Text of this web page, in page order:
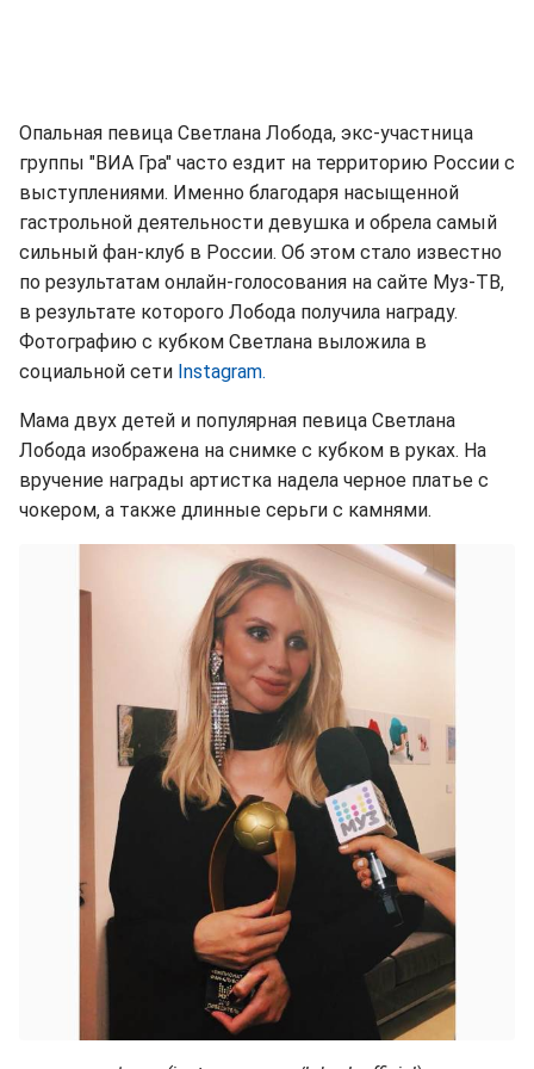
Опальная певица Светлана Лобода, экс-участница
группы "ВИА Гра" часто ездит на территорию России с
выступлениями. Именно благодаря насыщенной
гастрольной деятельности девушка и обрела самый
сильный фан-клуб в России. Об этом стало известно
по результатам онлайн-голосования на сайте Муз-ТВ,
в результате которого Лобода получила награду.
Фотографию с кубком Светлана выложила в
социальной сети Instagram.
Мама двух детей и популярная певица Светлана
Лобода изображена на снимке с кубком в руках. На
вручение награды артистка надела черное платье с
чокером, а также длинные серьги с камнями.